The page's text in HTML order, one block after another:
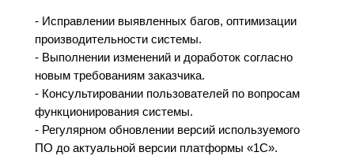
- Исправлении выявленных багов, оптимизации
производительности системы.
- Выполнении изменений и доработок согласно
новым требованиям заказчика.
- Консультировании пользователей по вопросам
функционирования системы.
- Регулярном обновлении версий используемого
ПО до актуальной версии платформы «1С».